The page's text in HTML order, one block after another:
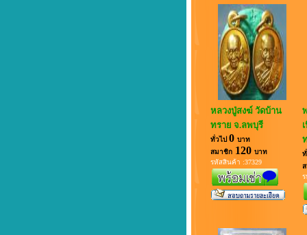
หลวงปู่สงฆ์ วัดบ้าน
ทราย จ.ลพบุรี
ทั่วไป 0 บาท
สมาชิก 120 บาท
รหัสสินค้า :37329